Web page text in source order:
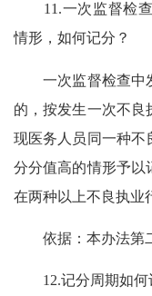
11.一次监督检查
情形，如何记分？
一次监督检查中发
的，按发生一次不良
现医务人员同一种不
分分值高的情形予以
在两种以上不良执业
依据：本办法第
12.记分周期如何